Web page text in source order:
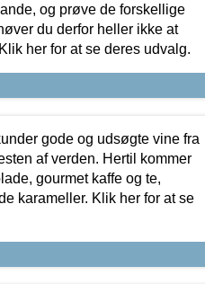
og prøve de forskellige
du derfor heller ikke at
her for at se deres udvalg.
gode og udsøgte vine fra
af verden. Hertil kommer
gourmet kaffe og te,
karameller. Klik her for at se